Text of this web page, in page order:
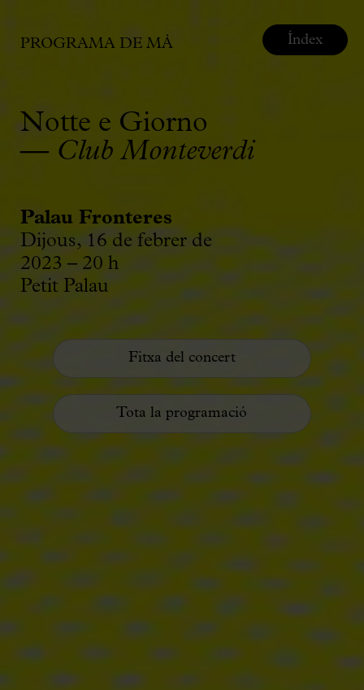
PROGRAMA DE MÀ
Notte e Giorno
— Club Monteverdi
Palau Fronteres
Dijous, 16 de febrer de
2023 – 20 h
Petit Palau
Fitxa del concert
Tota la programació
Índex